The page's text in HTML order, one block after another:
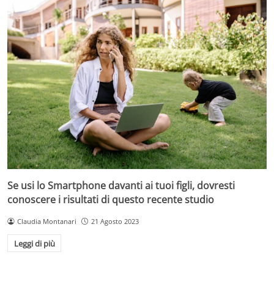
Se usi lo Smartphone davanti ai tuoi figli, dovresti
conoscere i risultati di questo recente studio
Claudia Montanari 21 Agosto 2023
Leggi di più